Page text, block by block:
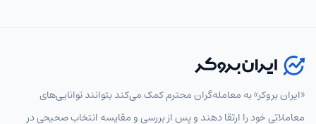
«ایران بروکر» به معامله‌گران محترم کمک می‌کند بتوانند توانایی‌های
معاملاتی خود را ارتقا دهند و پس از بررسی و مقایسه انتخاب‌ صحیحی در